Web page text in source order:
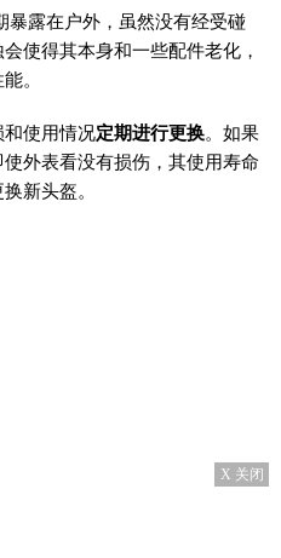
露在户外，虽然没有经受碰
使得其本身和一些配件老化，
。
使用情况定期进行更换。如果
外表看没有损伤，其使用寿命
新头盔。
X 关闭